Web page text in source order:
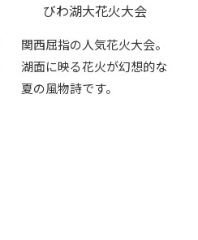
びわ湖大花火大会
関西屈指の人気花火大会。
湖面に映る花火が幻想的な
夏の風物詩です。